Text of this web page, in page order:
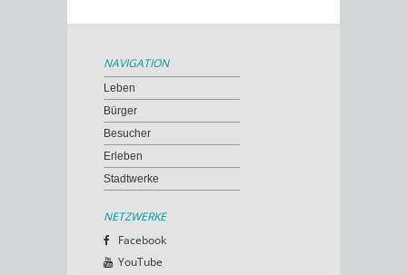
NAVIGATION
Leben
Bürger
Besucher
Erleben
Stadtwerke
NETZWERKE
Facebook
YouTube